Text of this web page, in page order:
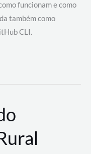
funcionam e como
também como
CLI.